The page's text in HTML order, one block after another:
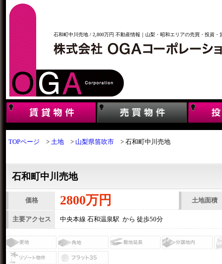
石和町中川売地 / 2,800万円 不動産情報｜山梨・昭和エリアの売買・投資・
TOPページ 土地 山梨県笛吹市 石和町中川売地
石和町中川売地
価格 2800万円 土地面積
主要アクセス 中央本線 石和温泉駅 から 徒歩50分